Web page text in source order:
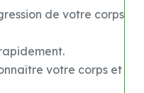
de votre corps
votre corps et